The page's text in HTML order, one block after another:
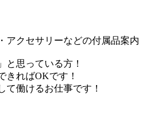
クセサリーなどの付属品案内
と思っている方！
きればOKです！
て働けるお仕事です！